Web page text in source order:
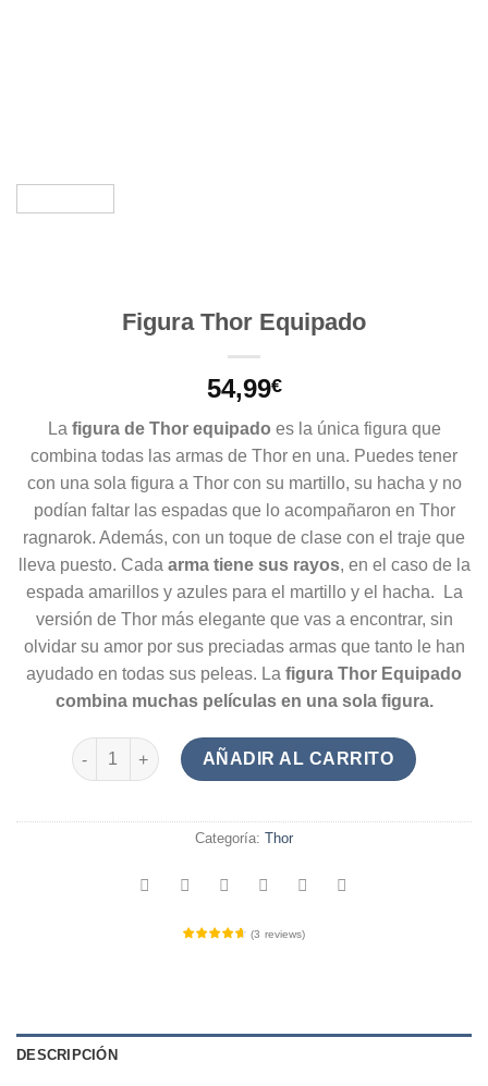
Figura Thor Equipado
54,99€
La figura de Thor equipado es la única figura que
combina todas las armas de Thor en una. Puedes tener
con una sola figura a Thor con su martillo, su hacha y no
podían faltar las espadas que lo acompañaron en Thor
ragnarok. Además, con un toque de clase con el traje que
lleva puesto. Cada arma tiene sus rayos, en el caso de la
espada amarillos y azules para el martillo y el hacha. La
versión de Thor más elegante que vas a encontrar, sin
olvidar su amor por sus preciadas armas que tanto le han
ayudado en todas sus peleas. La figura Thor Equipado
combina muchas películas en una sola figura.
Figura Thor Equipado cantidad
AÑADIR AL CARRITO
Categoría: Thor
(3 reviews)
DESCRIPCIÓN